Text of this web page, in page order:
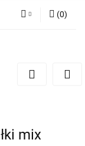
(0)
mix